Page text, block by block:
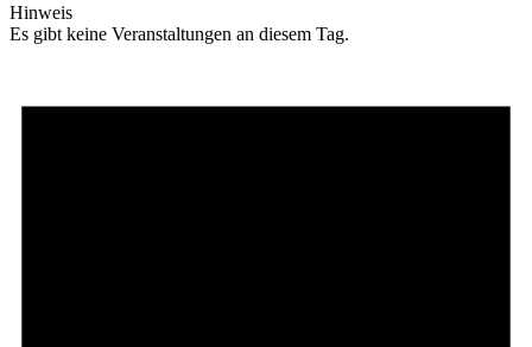
Hinweis
Es gibt keine Veranstaltungen an diesem Tag.